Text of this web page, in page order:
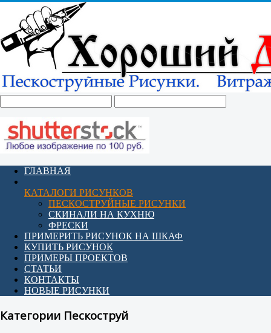
ГЛАВНАЯ
КАТАЛОГИ РИСУНКОВ
ПЕСКОСТРУЙНЫЕ РИСУНКИ
СКИНАЛИ НА КУХНЮ
ФРЕСКИ
ПРИМЕРИТЬ РИСУНОК НА ШКАФ
КУПИТЬ РИСУНОК
ПРИМЕРЫ ПРОЕКТОВ
СТАТЬИ
КОНТАКТЫ
НОВЫЕ РИСУНКИ
Категории Пескоструй